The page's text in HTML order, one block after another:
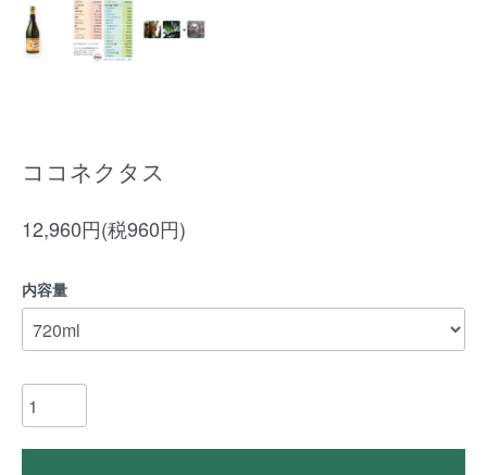
ココネクタス
12,960円(税960円)
内容量